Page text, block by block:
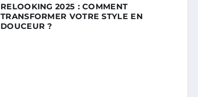
RELOOKING 2025 : COMMENT
TRANSFORMER VOTRE STYLE EN
DOUCEUR ?